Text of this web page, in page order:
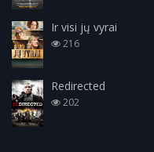
Ir visi jų vyrai
216
Redirected
202